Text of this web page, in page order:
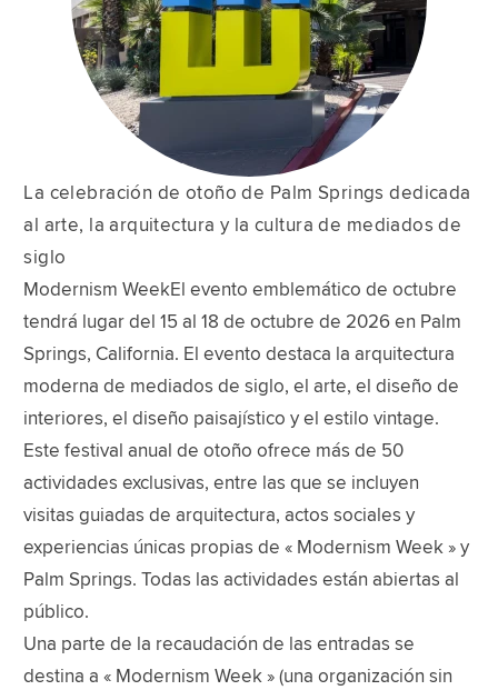
La celebración de otoño de Palm Springs dedicada
al arte, la arquitectura y la cultura de mediados de
siglo
Modernism WeekEl evento emblemático de octubre
tendrá lugar del 15 al 18 de octubre de 2026 en Palm
Springs, California. El evento destaca la arquitectura
moderna de mediados de siglo, el arte, el diseño de
interiores, el diseño paisajístico y el estilo vintage.
Este festival anual de otoño ofrece más de 50
actividades exclusivas, entre las que se incluyen
visitas guiadas de arquitectura, actos sociales y
experiencias únicas propias de « Modernism Week » y
Palm Springs. Todas las actividades están abiertas al
público.
Una parte de la recaudación de las entradas se
destina a « Modernism Week » (una organización sin